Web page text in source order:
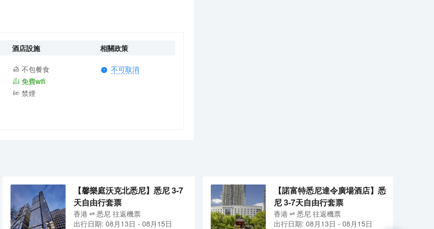
酒店設施
不包餐食
免費wifi
禁煙
相關政策
不可取消
【馨樂庭沃克北悉尼】悉尼 3-7
天自由行套票
香港 悉尼 往返機票
出行日期: 08月13日 - 08月15日
【諾富特悉尼達令廣場酒店】悉
尼 3-7天自由行套票
香港 悉尼 往返機票
出行日期: 08月13日 - 08月15日